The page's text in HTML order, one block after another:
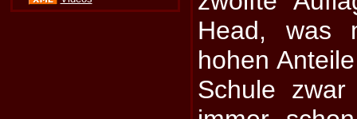
Head, was
hohen
Schule zwar